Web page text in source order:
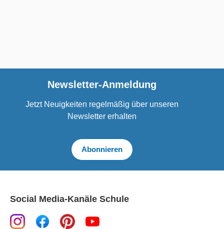
Newsletter-Anmeldung
Jetzt Neuigkeiten regelmäßig über unseren
Newsletter erhalten
Abonnieren
Social Media-Kanäle Schule